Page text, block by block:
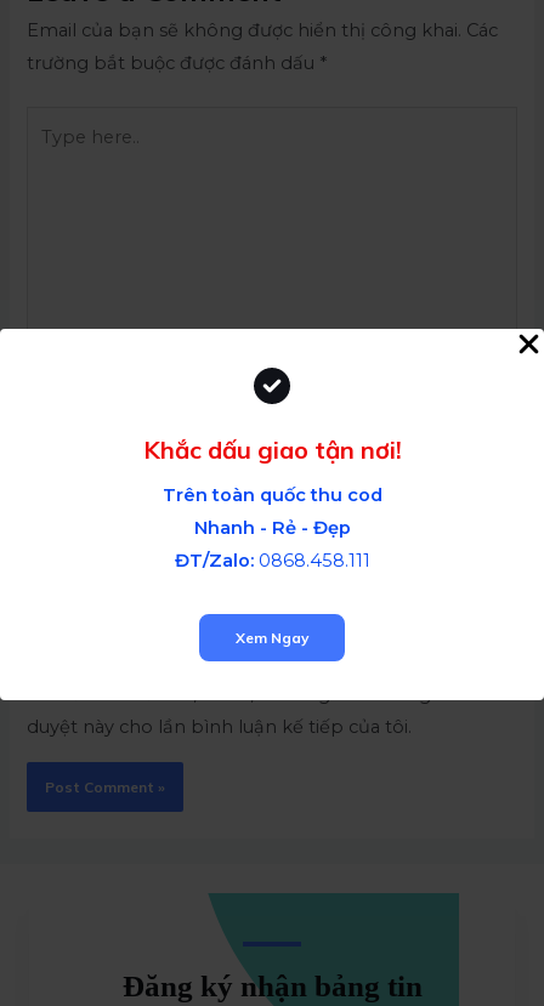
Khắc dấu giao tận nơi!
Trên toàn quốc thu cod
Nhanh - Rẻ - Đẹp
ĐT/Zalo:0868.458.111
Xem Ngay
Email của bạn sẽ không được hiển thị công khai. Các
trường bắt buộc được đánh dấu *
duyệt này cho lần bình luận kế tiếp của tôi.
Đăng ký nhận bảng tin